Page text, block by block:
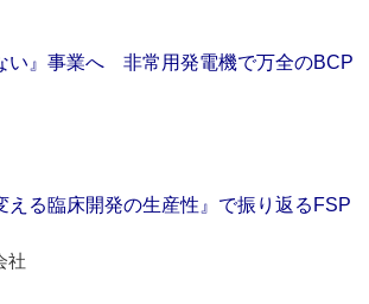
い』事業へ 非常用発電機で万全のBCP
える臨床開発の生産性』で振り返るFSP
社